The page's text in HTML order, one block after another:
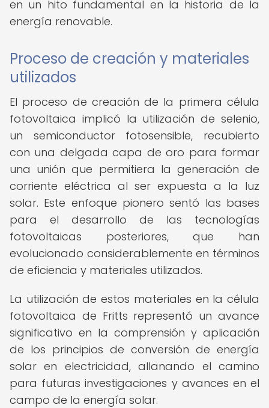
en un hito fundamental en la historia de la
energía renovable.
Proceso de creación y materiales
utilizados
El proceso de creación de la primera célula
fotovoltaica implicó la utilización de selenio,
un semiconductor fotosensible, recubierto
con una delgada capa de oro para formar
una unión que permitiera la generación de
corriente eléctrica al ser expuesta a la luz
solar. Este enfoque pionero sentó las bases
para el desarrollo de las tecnologías
fotovoltaicas posteriores, que han
evolucionado considerablemente en términos
de eficiencia y materiales utilizados.
La utilización de estos materiales en la célula
fotovoltaica de Fritts representó un avance
significativo en la comprensión y aplicación
de los principios de conversión de energía
solar en electricidad, allanando el camino
para futuras investigaciones y avances en el
campo de la energía solar.